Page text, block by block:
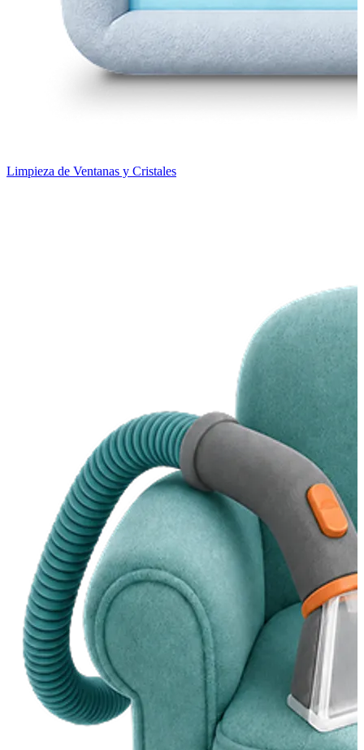
Limpieza de Ventanas y Cristales